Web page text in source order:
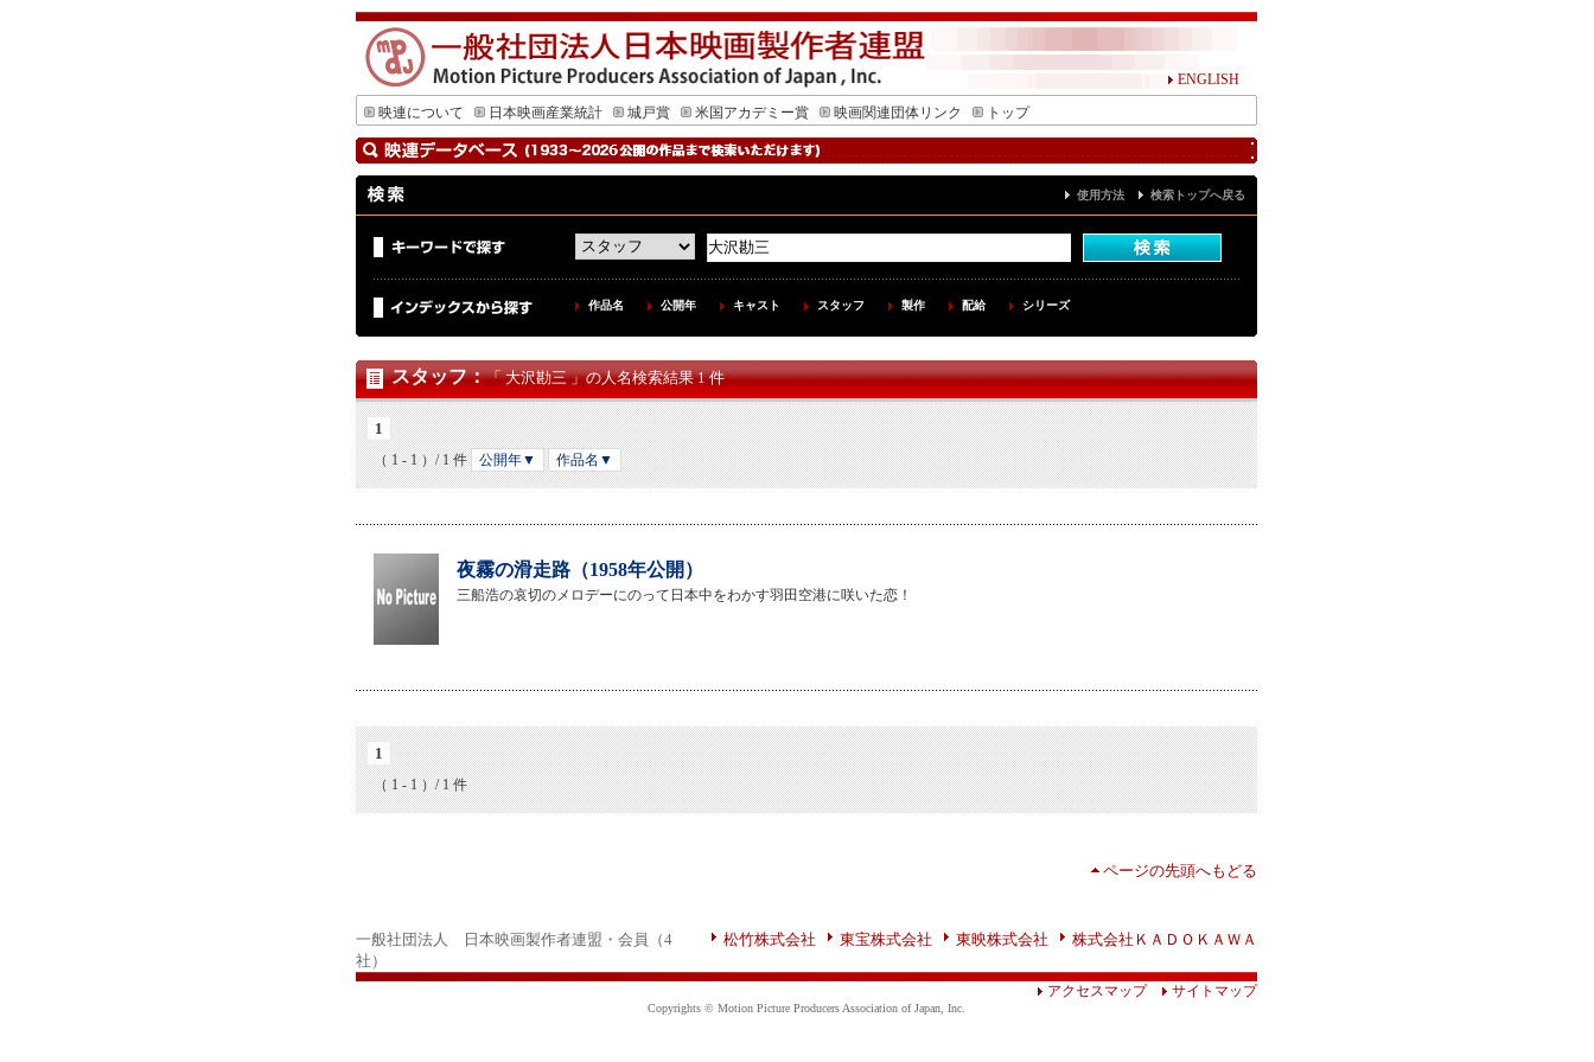
ENGLISH
映連について
日本映画産業統計 城戸賞 米国アカデミー賞 映画関連団体リンク トップ
使用方法 検索トップへ戻る
作品名 公開年 キャスト スタッフ 製作 配給 シリーズ
スタッフ：「 大沢勘三 」の人名検索結果 1 件
1
（ 1 - 1 ）/ 1 件 公開年▼ 作品名▼
夜霧の滑走路（1958年公開）
三船浩の哀切のメロデーにのって日本中をわかす羽田空港に咲いた恋！
1
（ 1 - 1 ）/ 1 件
ページの先頭へもどる
一般社団法人 日本映画製作者連盟・会員（4
社）
松竹株式会社 東宝株式会社 東映株式会社 株式会社ＫＡＤＯＫＡＷＡ
アクセスマップ サイトマップ
Copyrights © Motion Picture Producers Association of Japan, Inc.